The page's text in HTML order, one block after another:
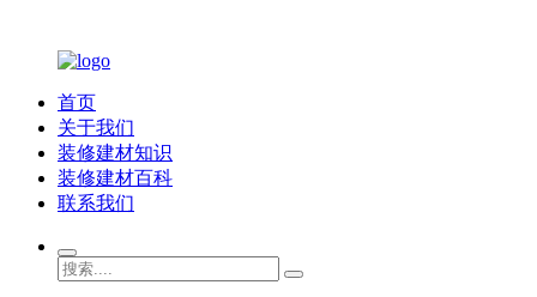
首页
关于我们
装修建材知识
装修建材百科
联系我们